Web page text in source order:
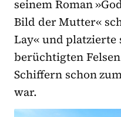
seinem Roman
Bild der Mutter«
Lay« und platzierte
berüchtigten
Schiffern schon
war.